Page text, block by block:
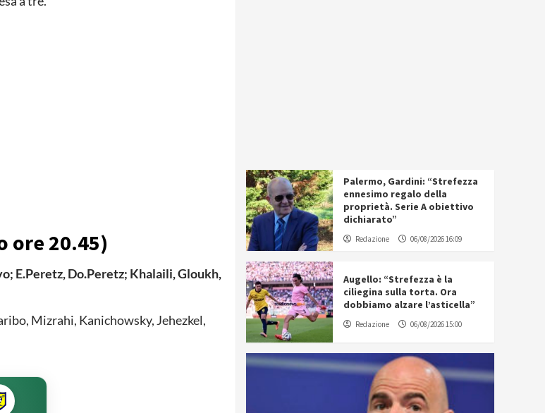
ore 20.45)
E.Peretz, Do.Peretz; Khalaili, Gloukh,
Mizrahi, Kanichowsky, Jehezkel,
Palermo, Gardini: “Strefezza
ennesimo regalo della
proprietà. Serie A obiettivo
dichiarato”
Redazione 06/08/2026 16:09
Augello: “Strefezza è la
ciliegina sulla torta. Ora
dobbiamo alzare l’asticella”
Redazione 06/08/2026 15:00